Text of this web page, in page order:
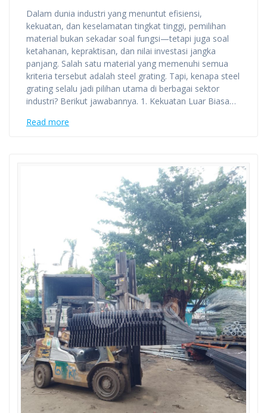
Dalam dunia industri yang menuntut efisiensi,
kekuatan, dan keselamatan tingkat tinggi, pemilihan
material bukan sekadar soal fungsi—tetapi juga soal
ketahanan, kepraktisan, dan nilai investasi jangka
panjang. Salah satu material yang memenuhi semua
kriteria tersebut adalah steel grating. Tapi, kenapa steel
grating selalu jadi pilihan utama di berbagai sektor
industri? Berikut jawabannya. 1. Kekuatan Luar Biasa…
Read more